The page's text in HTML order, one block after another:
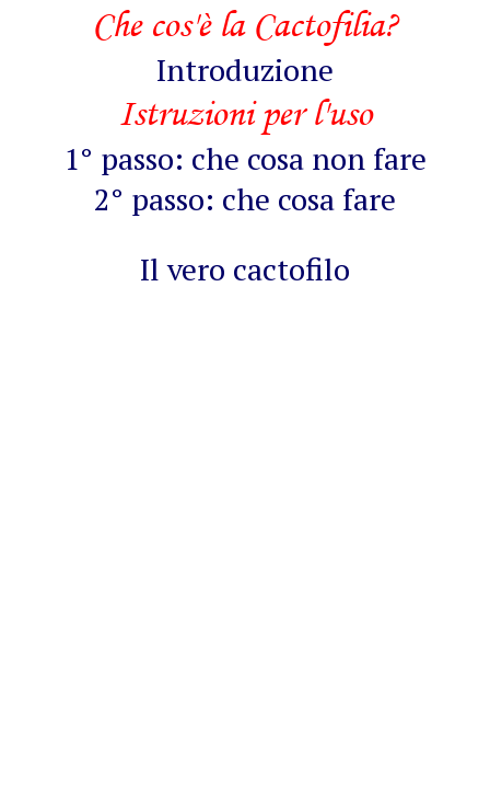
Che cos'è la Cactofilia?
Introduzione
Istruzioni per l'uso
1° passo: che cosa non fare
2° passo: che cosa fare
Il vero cactofilo